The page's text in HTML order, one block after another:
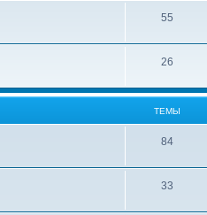
55
26
ТЕМЫ
84
33